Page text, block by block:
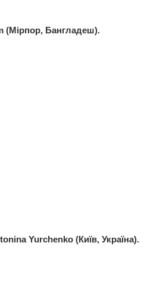
(Мірпор, Бангладеш).
Yurchenko (Київ, Україна).